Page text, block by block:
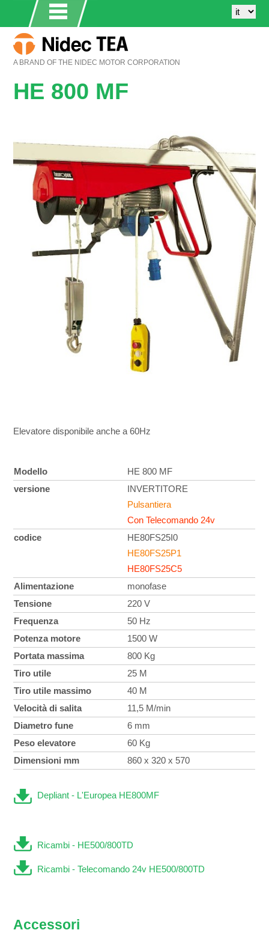
A BRAND OF THE NIDEC MOTOR CORPORATION
HE 800 MF
Elevatore disponibile anche a 60Hz
Modello
HE 800 MF
versione
INVERTITORE
Pulsantiera
Con Telecomando 24v
codice
HE80FS25I0
HE80FS25P1
HE80FS25C5
Alimentazione
monofase
Tensione
220 V
Frequenza
50 Hz
Potenza motore
1500 W
Portata massima
800 Kg
Tiro utile
25 M
Tiro utile massimo
40 M
Velocità di salita
11,5 M/min
Diametro fune
6 mm
Peso elevatore
60 Kg
Dimensioni mm
860 x 320 x 570
Depliant - L'Europea HE800MF
Ricambi - HE500/800TD
Ricambi - Telecomando 24v HE500/800TD
Accessori